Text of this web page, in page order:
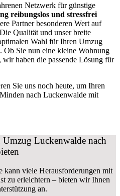
Netzwerk für günstige
reibungslos und stressfrei
Partner besonderen Wert auf
Die Qualität und unser breite
Wahl für Ihren Umzug
Sie nun eine kleine Wohnung
haben die passende Lösung für
Sie uns noch heute, um Ihren
nach Luckenwalde mit
Luckenwalde nach
kann viele Herausforderungen mit
zu erleichtern – bieten wir Ihnen
an.